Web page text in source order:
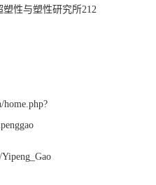
性与塑性研究所212
home.php?